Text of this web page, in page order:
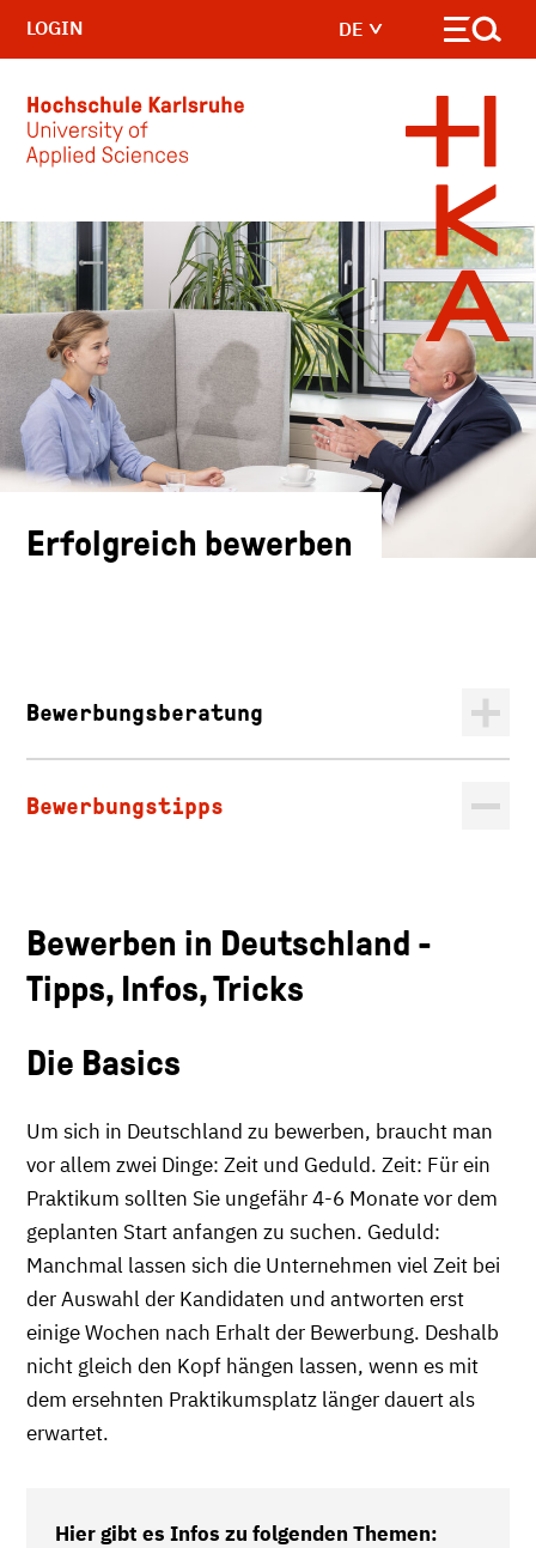
Skip to main content
DE
LOGIN
Erfolgreich bewerben
Bewerbungsberatung
Bewerbungstipps
Bewerben in Deutschland -
Tipps, Infos, Tricks
Die Basics
Um sich in Deutschland zu bewerben, braucht man
vor allem zwei Dinge: Zeit und Geduld. Zeit: Für ein
Praktikum sollten Sie ungefähr 4-6 Monate vor dem
geplanten Start anfangen zu suchen. Geduld:
Manchmal lassen sich die Unternehmen viel Zeit bei
der Auswahl der Kandidaten und antworten erst
einige Wochen nach Erhalt der Bewerbung. Deshalb
nicht gleich den Kopf hängen lassen, wenn es mit
dem ersehnten Praktikumsplatz länger dauert als
erwartet.
Hier gibt es Infos zu folgenden Themen: